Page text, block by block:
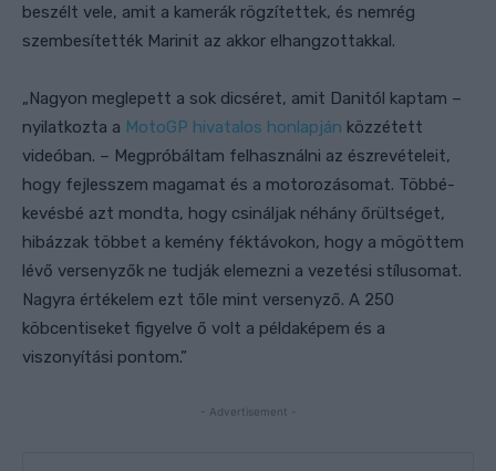
beszélt vele, amit a kamerák rögzítettek, és nemrég
szembesítették Marinit az akkor elhangzottakkal.
„Nagyon meglepett a sok dicséret, amit Danitól kaptam –
nyilatkozta a MotoGP hivatalos honlapján közzétett
videóban. – Megpróbáltam felhasználni az észrevételeit,
hogy fejlesszem magamat és a motorozásomat. Többé-
kevésbé azt mondta, hogy csináljak néhány őrültséget,
hibázzak többet a kemény féktávokon, hogy a mögöttem
lévő versenyzők ne tudják elemezni a vezetési stílusomat.
Nagyra értékelem ezt tőle mint versenyző. A 250
köbcentiseket figyelve ő volt a példaképem és a
viszonyítási pontom.”
- Advertisement -